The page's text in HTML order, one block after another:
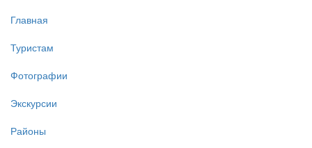
Главная
Туристам
Фотографии
Экскурсии
Районы